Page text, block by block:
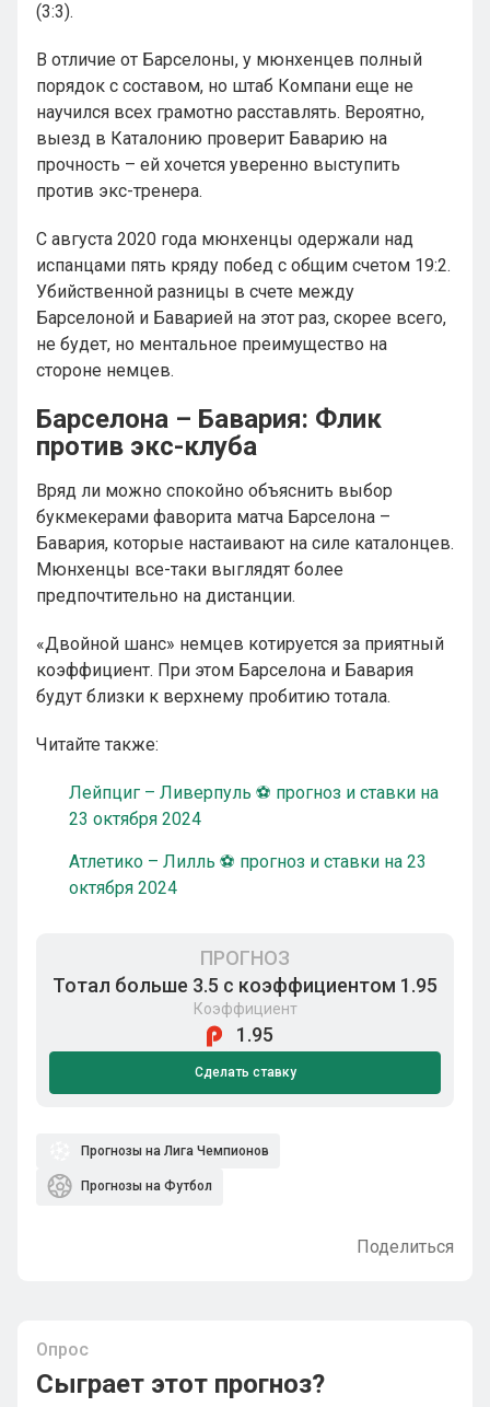
(3:3).
В отличие от Барселоны, у мюнхенцев полный
порядок с составом, но штаб Компани еще не
научился всех грамотно расставлять. Вероятно,
выезд в Каталонию проверит Баварию на
прочность – ей хочется уверенно выступить
против экс-тренера.
С августа 2020 года мюнхенцы одержали над
испанцами пять кряду побед с общим счетом 19:2.
Убийственной разницы в счете между
Барселоной и Баварией на этот раз, скорее всего,
не будет, но ментальное преимущество на
стороне немцев.
Барселона – Бавария: Флик
против экс-клуба
Вряд ли можно спокойно объяснить выбор
букмекерами фаворита матча Барселона –
Бавария, которые настаивают на силе каталонцев.
Мюнхенцы все-таки выглядят более
предпочтительно на дистанции.
«Двойной шанс» немцев котируется за приятный
коэффициент. При этом Барселона и Бавария
будут близки к верхнему пробитию тотала.
Читайте также:
Лейпциг – Ливерпуль ⚽ прогноз и ставки на
23 октября 2024
Атлетико – Лилль ⚽ прогноз и ставки на 23
октября 2024
ПРОГНОЗ
Тотал больше 3.5 с коэффициентом 1.95
Коэффициент
1.95
Сделать ставку
Прогнозы на Лига Чемпионов
Прогнозы на Футбол
Поделиться
Опрос
Сыграет этот прогноз?